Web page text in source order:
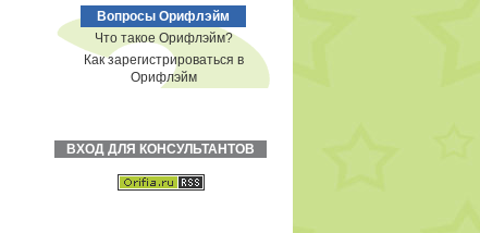
Вопросы Орифлэйм
Что такое Орифлэйм?
Как зарегистрироваться в
Орифлэйм
ВХОД ДЛЯ КОНСУЛЬТАНТОВ